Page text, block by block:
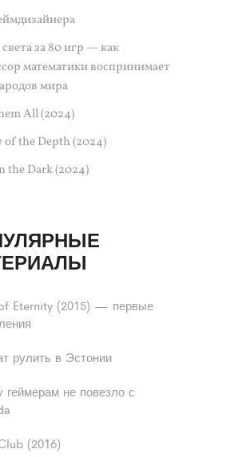
за 80 игр — как
математики воспринимает
мира
All (2024)
of the Depth (2024)
the Dark (2024)
Eternity (2015) — первые
рулить в Эстонии
геймерам не повезло с
(2016)